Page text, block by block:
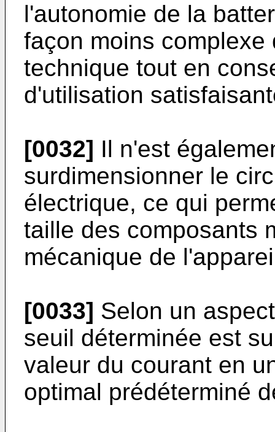
l'autonomie de la
façon moins
technique tout en
d'utilisation
[0032] Il n'est
surdimensionner le
électrique, ce qui
taille des composants
mécanique de
[0033] Selon un
seuil déterminée est
valeur du courant en
optimal prédéterminé